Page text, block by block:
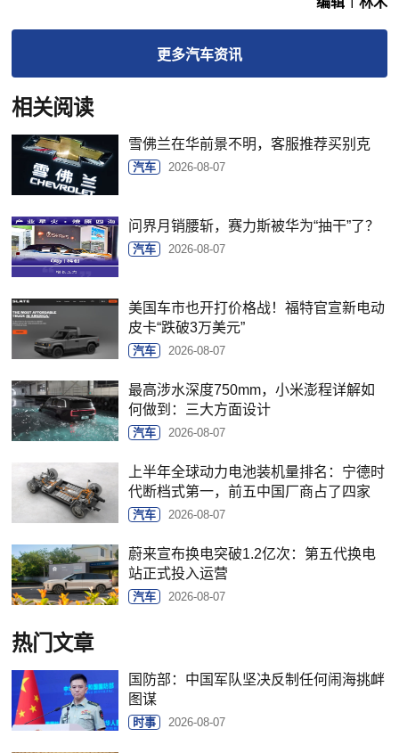
更多汽车资讯
相关阅读
雪佛兰在华前景不明，客服推荐买别克
汽车 2026-08-07
问界月销腰斩，赛力斯被华为“抽干”了？
汽车 2026-08-07
美国车市也开打价格战！福特官宣新电动
皮卡“跌破3万美元”
汽车 2026-08-07
最高涉水深度750mm，小米澎程详解如
何做到：三大方面设计
汽车 2026-08-07
上半年全球动力电池装机量排名：宁德时
代断档式第一，前五中国厂商占了四家
汽车 2026-08-07
蔚来宣布换电突破1.2亿次：第五代换电
站正式投入运营
汽车 2026-08-07
热门文章
国防部：中国军队坚决反制任何闹海挑衅
图谋
时事 2026-08-07